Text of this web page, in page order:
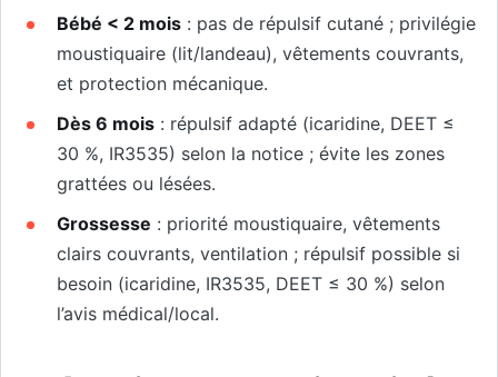
Bébé < 2 mois: pas de répulsif cutané ; privilégie
moustiquaire (lit/landeau), vêtements couvrants,
et protection mécanique.
Dès 6 mois: répulsif adapté (icaridine, DEET ≤
30 %, IR3535) selon la notice ; évite les zones
grattées ou lésées.
Grossesse : priorité moustiquaire, vêtements
clairs couvrants, ventilation ; répulsif possible si
besoin (icaridine, IR3535, DEET ≤ 30 %) selon
l’avis médical/local.